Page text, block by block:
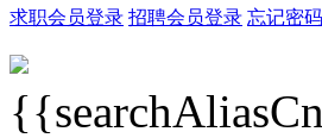
求职会员登录 招聘会员登录 忘记密码